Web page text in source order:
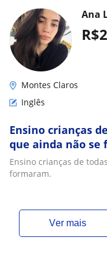
Ana
Montes Claros
Inglês
Ensino crianças
que ainda não se
Ensino crianças de
formaram.
ver mais